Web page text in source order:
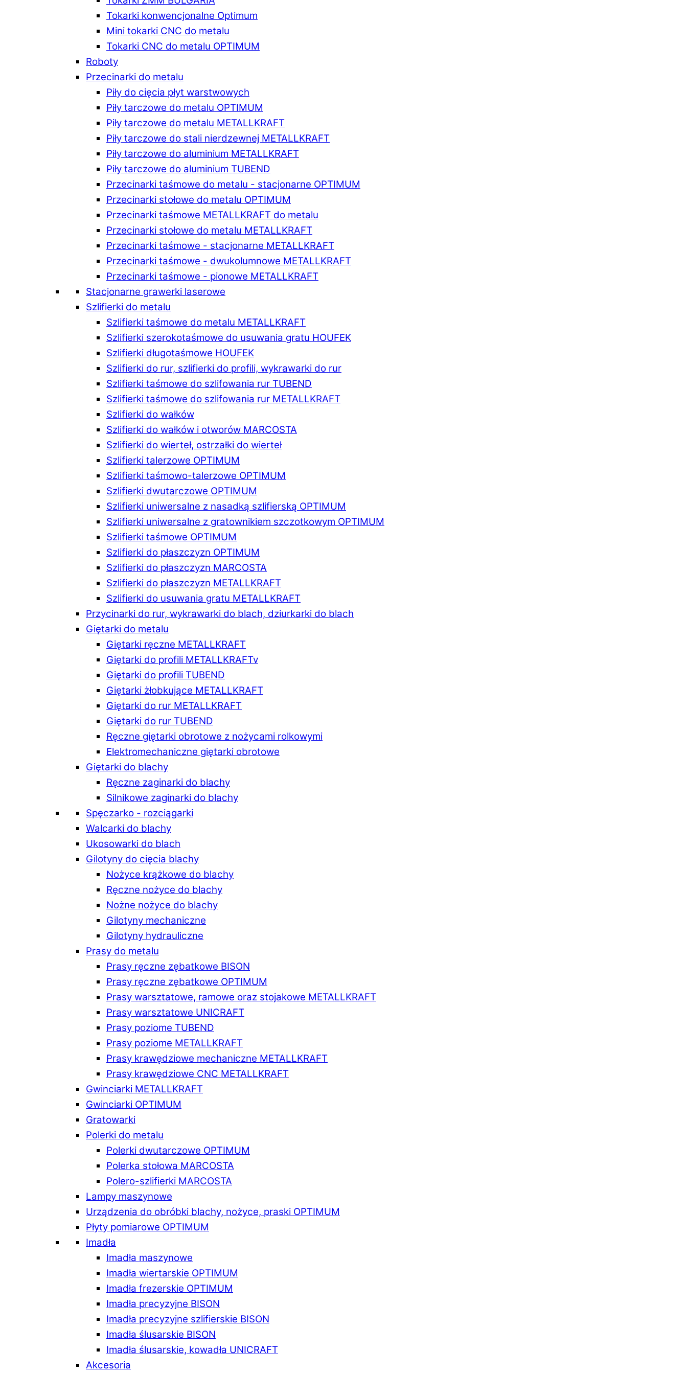
Tokarki konwencjonalne Optimum
Mini tokarki CNC do metalu
Tokarki CNC do metalu OPTIMUM
Roboty
Przecinarki do metalu
Piły do cięcia płyt warstwowych
Piły tarczowe do metalu OPTIMUM
Piły tarczowe do metalu METALLKRAFT
Piły tarczowe do stali nierdzewnej METALLKRAFT
Piły tarczowe do aluminium METALLKRAFT
Piły tarczowe do aluminium TUBEND
Przecinarki taśmowe do metalu - stacjonarne OPTIMUM
Przecinarki stołowe do metalu OPTIMUM
Przecinarki taśmowe METALLKRAFT do metalu
Przecinarki stołowe do metalu METALLKRAFT
Przecinarki taśmowe - stacjonarne METALLKRAFT
Przecinarki taśmowe - dwukolumnowe METALLKRAFT
Przecinarki taśmowe - pionowe METALLKRAFT
Stacjonarne grawerki laserowe
Szlifierki do metalu
Szlifierki taśmowe do metalu METALLKRAFT
Szlifierki szerokotaśmowe do usuwania gratu HOUFEK
Szlifierki długotaśmowe HOUFEK
Szlifierki do rur, szlifierki do profili, wykrawarki do rur
Szlifierki taśmowe do szlifowania rur TUBEND
Szlifierki taśmowe do szlifowania rur METALLKRAFT
Szlifierki do wałków
Szlifierki do wałków i otworów MARCOSTA
Szlifierki do wierteł, ostrzałki do wierteł
Szlifierki talerzowe OPTIMUM
Szlifierki taśmowo-talerzowe OPTIMUM
Szlifierki dwutarczowe OPTIMUM
Szlifierki uniwersalne z nasadką szlifierską OPTIMUM
Szlifierki uniwersalne z gratownikiem szczotkowym OPTIMUM
Szlifierki taśmowe OPTIMUM
Szlifierki do płaszczyzn OPTIMUM
Szlifierki do płaszczyzn MARCOSTA
Szlifierki do płaszczyzn METALLKRAFT
Szlifierki do usuwania gratu METALLKRAFT
Przycinarki do rur, wykrawarki do blach, dziurkarki do blach
Giętarki do metalu
Giętarki ręczne METALLKRAFT
Giętarki do profili METALLKRAFTv
Giętarki do profili TUBEND
Giętarki żłobkujące METALLKRAFT
Giętarki do rur METALLKRAFT
Giętarki do rur TUBEND
Ręczne giętarki obrotowe z nożycami rolkowymi
Elektromechaniczne giętarki obrotowe
Giętarki do blachy
Ręczne zaginarki do blachy
Silnikowe zaginarki do blachy
Spęczarko - rozciągarki
Walcarki do blachy
Ukosowarki do blach
Gilotyny do cięcia blachy
Nożyce krążkowe do blachy
Ręczne nożyce do blachy
Nożne nożyce do blachy
Gilotyny mechaniczne
Gilotyny hydrauliczne
Prasy do metalu
Prasy ręczne zębatkowe BISON
Prasy ręczne zębatkowe OPTIMUM
Prasy warsztatowe, ramowe oraz stojakowe METALLKRAFT
Prasy warsztatowe UNICRAFT
Prasy poziome TUBEND
Prasy poziome METALLKRAFT
Prasy krawędziowe mechaniczne METALLKRAFT
Prasy krawędziowe CNC METALLKRAFT
Gwinciarki METALLKRAFT
Gwinciarki OPTIMUM
Gratowarki
Polerki do metalu
Polerki dwutarczowe OPTIMUM
Polerka stołowa MARCOSTA
Polero-szlifierki MARCOSTA
Lampy maszynowe
Urządzenia do obróbki blachy, nożyce, praski OPTIMUM
Płyty pomiarowe OPTIMUM
Imadła
Imadła maszynowe
Imadła wiertarskie OPTIMUM
Imadła frezerskie OPTIMUM
Imadła precyzyjne BISON
Imadła precyzyjne szlifierskie BISON
Imadła ślusarskie BISON
Imadła ślusarskie, kowadła UNICRAFT
Akcesoria